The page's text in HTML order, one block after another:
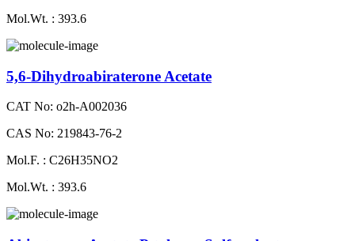
Mol.Wt. : 393.6
5,6-Dihydroabiraterone Acetate
CAT No: o2h-A002036
CAS No: 219843-76-2
Mol.F. : C26H35NO2
Mol.Wt. : 393.6